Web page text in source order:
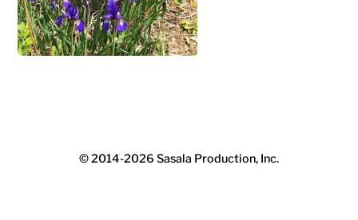
© 2014-2026 Sasala Production, Inc.